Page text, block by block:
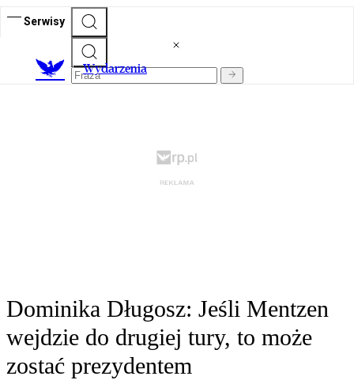
Serwisy
Wydarzenia
Dominika Długosz: Jeśli Mentzen
wejdzie do drugiej tury, to może
zostać prezydentem